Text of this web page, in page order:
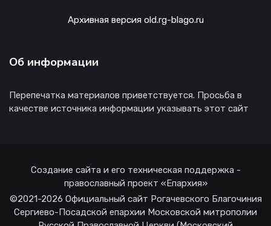
Архивная версия old.rg-blago.ru
Об информации
Перепечатка материалов приветствуется. Просьба в
качестве источника информации указывать этот сайт
Создание сайта и его техническая поддержка -
православный проект «Епархия»
©2021-2026 Официальный сайт Рогачевского Благочиния
Сергиево-Посадской епархии Московской митрополии